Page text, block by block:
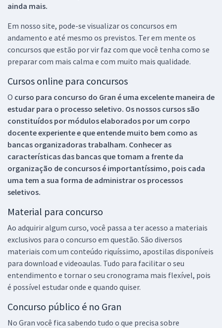
ainda mais.
Em nosso site, pode-se visualizar os concursos em
andamento e até mesmo os previstos. Ter em mente os
concursos que estão por vir faz com que você tenha como se
preparar com mais calma e com muito mais qualidade.
Cursos online para concursos
O curso para concurso do Gran é uma excelente maneira de
estudar para o processo seletivo. Os nossos cursos são
constituídos por módulos elaborados por um corpo
docente experiente e que entende muito bem como as
bancas organizadoras trabalham. Conhecer as
características das bancas que tomam a frente da
organização de concursos é importantíssimo, pois cada
uma tem a sua forma de administrar os processos
seletivos.
Material para concurso
Ao adquirir algum curso, você passa a ter acesso a materiais
exclusivos para o concurso em questão. São diversos
materiais com um conteúdo riquíssimo, apostilas disponíveis
para download e videoaulas. Tudo para facilitar o seu
entendimento e tornar o seu cronograma mais flexível, pois
é possível estudar onde e quando quiser.
Concurso público é no Gran
No Gran você fica sabendo tudo o que precisa sobre